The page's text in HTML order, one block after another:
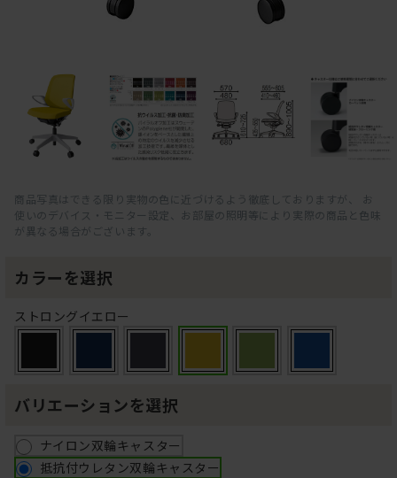
商品写真はできる限り実物の色に近づけるよう徹底しておりますが、 お
使いのデバイス・モニター設定、お部屋の照明等により実際の商品と色味
が異なる場合がございます。
カラーを選択
ストロングイエロー
バリエーションを選択
ナイロン双輪キャスター
抵抗付ウレタン双輪キャスター